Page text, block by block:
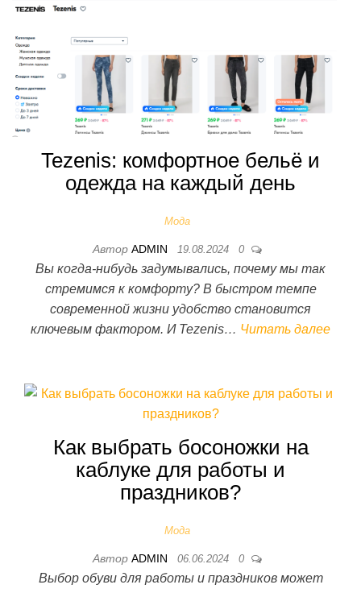
Tezenis: комфортное бельё и
одежда на каждый день
Мода
Автор ADMIN 19.08.2024 0
Вы когда-нибудь задумывались, почему мы так
стремимся к комфорту? В быстром темпе
современной жизни удобство становится
ключевым фактором. И Tezenis… Читать далее
Как выбрать босоножки на
каблуке для работы и
праздников?
Мода
Автор ADMIN 06.06.2024 0
Выбор обуви для работы и праздников может